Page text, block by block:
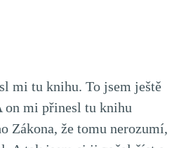
mi tu knihu. To jsem ještě
on mi přinesl tu knihu
Zákona, že tomu nerozumí,